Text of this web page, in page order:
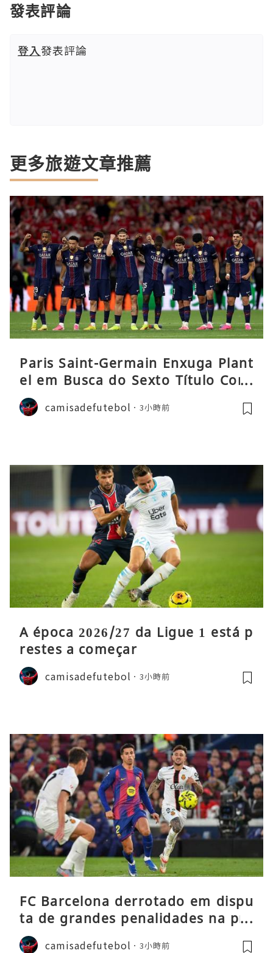
發表評論
登入發表評論
更多旅遊文章推薦
Paris Saint-Germain Enxuga Plant
el em Busca do Sexto Título Cons
ecutivo da Liga
camisadefutebol 3小時前
A época 2026/27 da Ligue 1 está p
restes a começar
camisadefutebol 3小時前
FC Barcelona derrotado em dispu
ta de grandes penalidades na pré
-época
camisadefutebol 3小時前